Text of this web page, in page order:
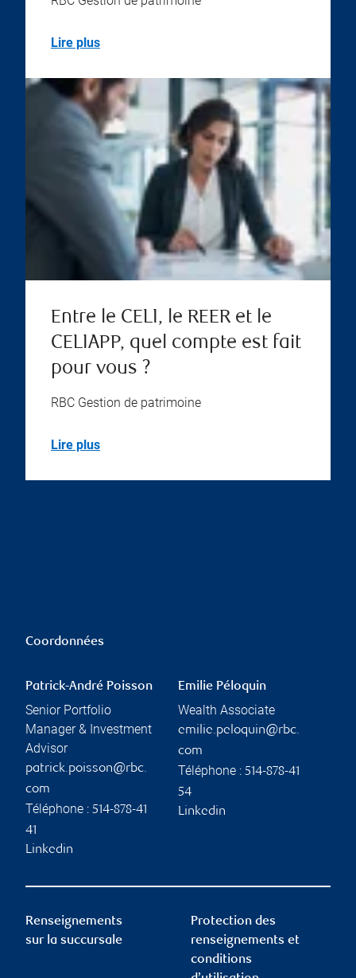
Lire plus
Entre le CELI, le REER et le
CELIAPP, quel compte est fait
pour vous ?
RBC Gestion de patrimoine
Lire plus
Coordonnées
Patrick-André Poisson
Senior Portfolio
Manager & Investment
Advisor
patrick.poisson@rbc.
com
Téléphone : 514-878-41
41
Linkedin
Emilie Péloquin
Wealth Associate
emilie.peloquin@rbc.
com
Téléphone : 514-878-41
54
Linkedin
Renseignements
sur la succursale
Protection des
renseignements et
conditions